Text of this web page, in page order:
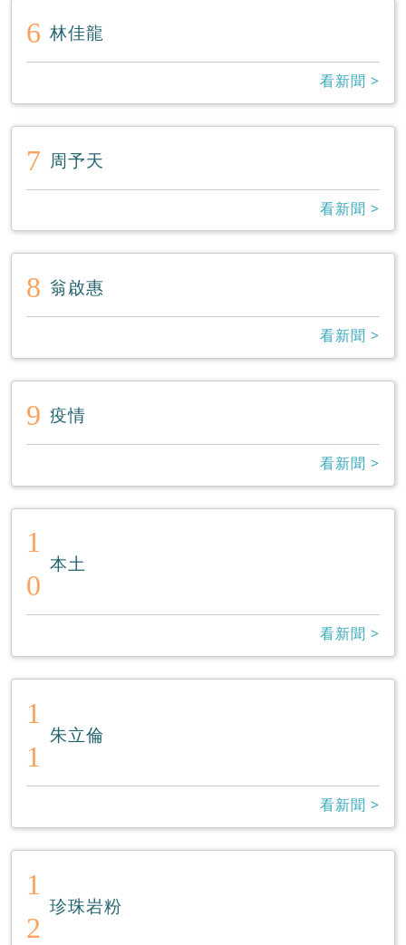
6 林佳龍
看新聞 >
7 周予天
看新聞 >
8 翁啟惠
看新聞 >
9 疫情
看新聞 >
1
0
本土
看新聞 >
1
1
朱立倫
看新聞 >
1
2
珍珠岩粉